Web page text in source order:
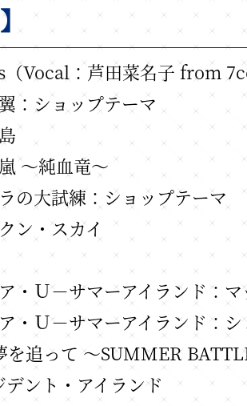
（Vocal：芦田菜名子 from
：ショップテーマ
～純血竜～
の大試練：ショップテーマ
ン・スカイ
・Ｕ－サマーアイランド：
・Ｕ－サマーアイランド：
を追って ～SUMMER
デント・アイランド